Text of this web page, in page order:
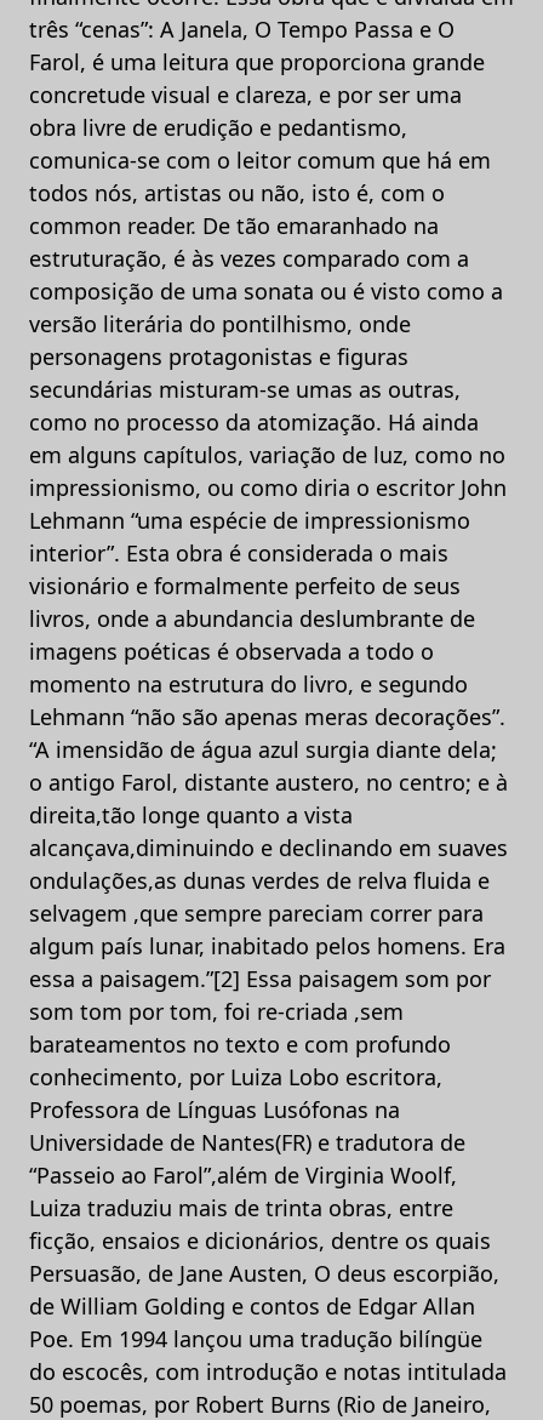
três “cenas”: A Janela, O Tempo Passa e O
Farol, é uma leitura que proporciona grande
concretude visual e clareza, e por ser uma
obra livre de erudição e pedantismo,
comunica-se com o leitor comum que há em
todos nós, artistas ou não, isto é, com o
common reader. De tão emaranhado na
estruturação, é às vezes comparado com a
composição de uma sonata ou é visto como a
versão literária do pontilhismo, onde
personagens protagonistas e figuras
secundárias misturam-se umas as outras,
como no processo da atomização. Há ainda
em alguns capítulos, variação de luz, como no
impressionismo, ou como diria o escritor John
Lehmann “uma espécie de impressionismo
interior”. Esta obra é considerada o mais
visionário e formalmente perfeito de seus
livros, onde a abundancia deslumbrante de
imagens poéticas é observada a todo o
momento na estrutura do livro, e segundo
Lehmann “não são apenas meras decorações”.
“A imensidão de água azul surgia diante dela;
o antigo Farol, distante austero, no centro; e à
direita,tão longe quanto a vista
alcançava,diminuindo e declinando em suaves
ondulações,as dunas verdes de relva fluida e
selvagem ,que sempre pareciam correr para
algum país lunar, inabitado pelos homens. Era
essa a paisagem.”[2] Essa paisagem som por
som tom por tom, foi re-criada ,sem
barateamentos no texto e com profundo
conhecimento, por Luiza Lobo escritora,
Professora de Línguas Lusófonas na
Universidade de Nantes(FR) e tradutora de
“Passeio ao Farol”,além de Virginia Woolf,
Luiza traduziu mais de trinta obras, entre
ficção, ensaios e dicionários, dentre os quais
Persuasão, de Jane Austen, O deus escorpião,
de William Golding e contos de Edgar Allan
Poe. Em 1994 lançou uma tradução bilíngüe
do escocês, com introdução e notas intitulada
50 poemas, por Robert Burns (Rio de Janeiro,